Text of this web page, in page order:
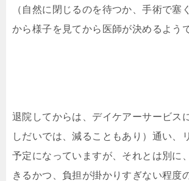
（自然に閉じるのを待つか、手術で塞
から様子を見てから医師が決めるよう
退院してからは、デイケアーサービス
しだいでは、減ることもあり）通い、
予定になっていますが、それとは別に
きるかつ、負担が掛かりすぎない程度